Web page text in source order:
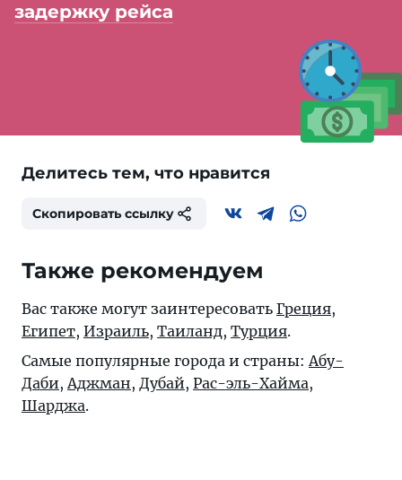
задержку рейса
Делитесь тем, что нравится
Скопировать ссылку
Также рекомендуем
Вас также могут заинтересовать Греция,
Египет, Израиль, Таиланд, Турция.
Самые популярные города и страны:Абу-
Даби,Аджман, Дубай, Рас-эль-Хайма,
Шарджа.